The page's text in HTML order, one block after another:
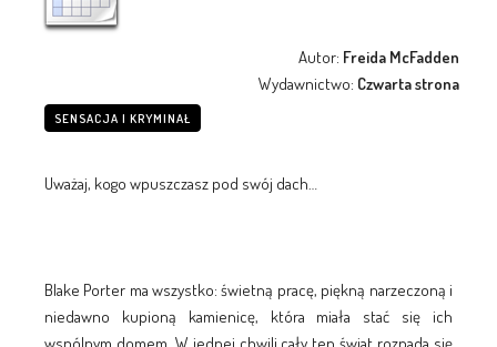
Autor: Freida McFadden
Wydawnictwo: Czwarta strona
SENSACJA I KRYMINAŁ
Uważaj, kogo wpuszczasz pod swój dach…
Blake Porter ma wszystko: świetną pracę, piękną narzeczoną i
niedawno kupioną kamienicę, która miała stać się ich
wspólnym domem. W jednej chwili cały ten świat rozpada się